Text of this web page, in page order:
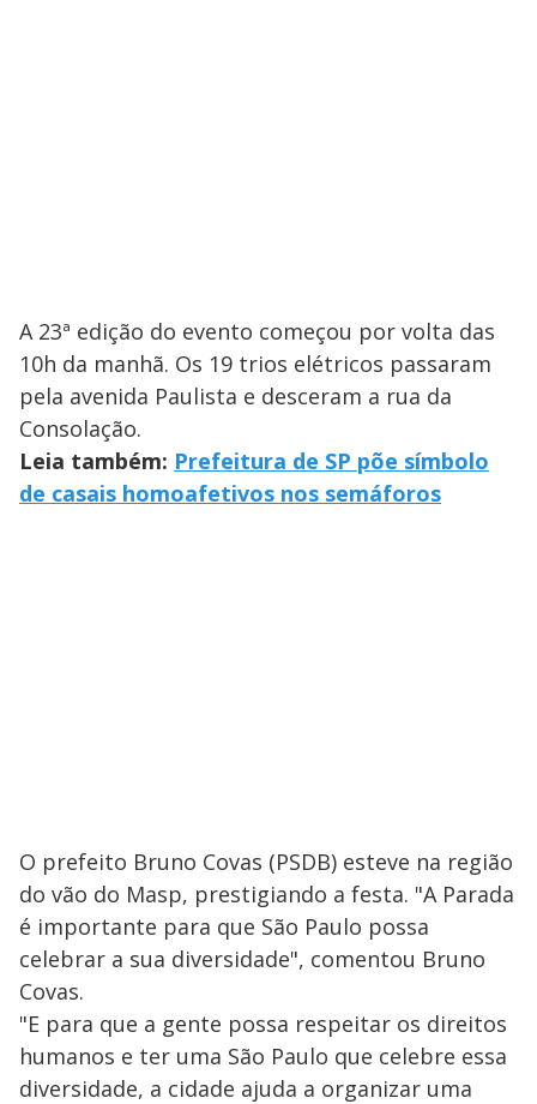
A 23ª edição do evento começou por volta das
10h da manhã. Os 19 trios elétricos passaram
pela avenida Paulista e desceram a rua da
Consolação.
Leia também: Prefeitura de SP põe símbolo
de casais homoafetivos nos semáforos
O prefeito Bruno Covas (PSDB) esteve na região
do vão do Masp, prestigiando a festa. "A Parada
é importante para que São Paulo possa
celebrar a sua diversidade", comentou Bruno
Covas.
"E para que a gente possa respeitar os direitos
humanos e ter uma São Paulo que celebre essa
diversidade, a cidade ajuda a organizar uma